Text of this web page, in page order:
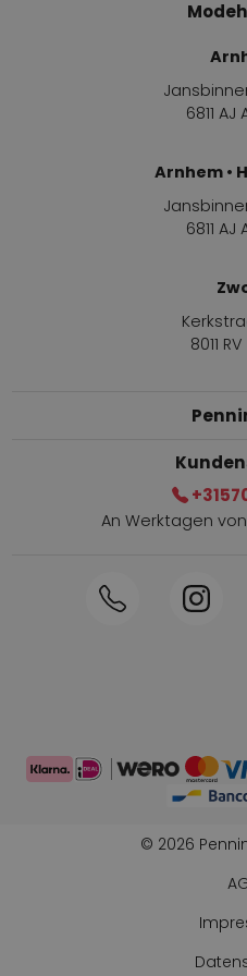
6811
Arnhem •
6811
8011
Telefonische
Persönliche Beratung:
An Werktagen von
© 2026